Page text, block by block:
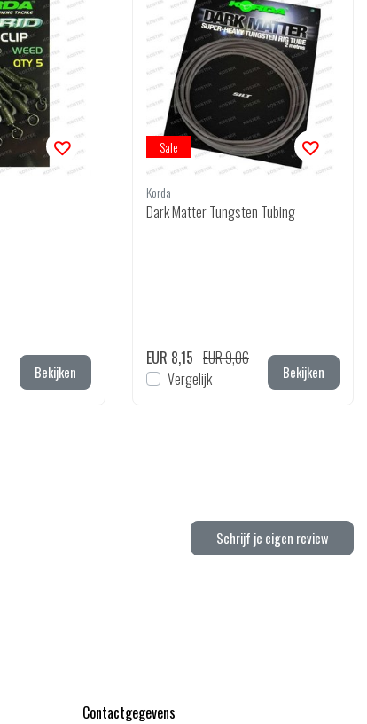
Bekijken
Sale
Korda
Dark Matter Tungsten Tubing
EUR 8,15 EUR 9,06
Vergelijk
Bekijken
Schrijf je eigen review
Contactgegevens